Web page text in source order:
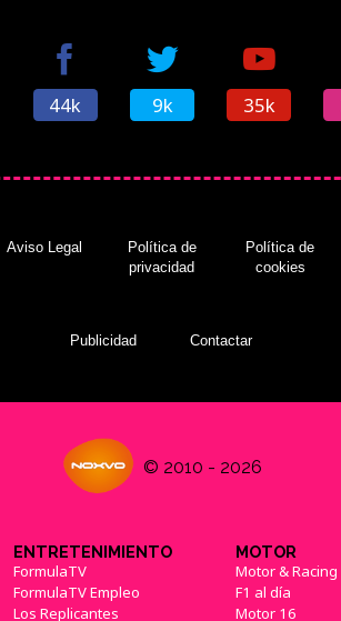
44k 9k 35k
Aviso Legal
Política de
privacidad
Política de
cookies
Publicidad Contactar
© 2010 - 2026
ENTRETENIMIENTO
FormulaTV
FormulaTV Empleo
Los Replicantes
MOTOR
Motor & Racing
F1 al día
Motor 16